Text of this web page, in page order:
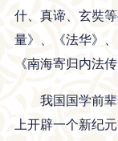
什、真谛、玄奘
量》、《法华》
《南海寄归内法
我国国学前
上开辟一个新纪